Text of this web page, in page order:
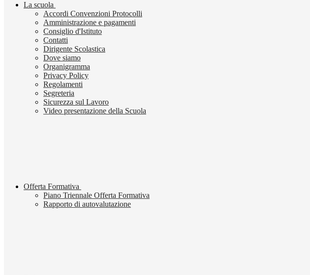
La scuola
Accordi Convenzioni Protocolli
Amministrazione e pagamenti
Consiglio d'Istituto
Contatti
Dirigente Scolastica
Dove siamo
Organigramma
Privacy Policy
Regolamenti
Segreteria
Sicurezza sul Lavoro
Video presentazione della Scuola
Offerta Formativa
Piano Triennale Offerta Formativa
Rapporto di autovalutazione